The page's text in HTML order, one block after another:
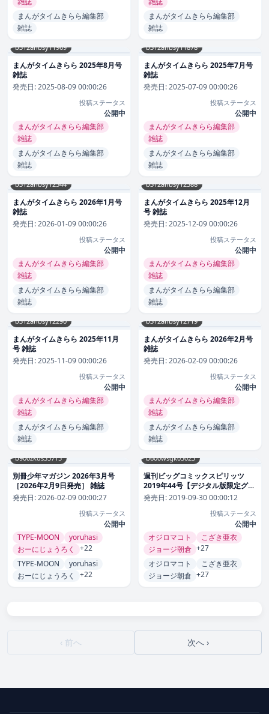
まんがタイムきらら編集部
雑誌
まんがタイムきらら編集部
雑誌
b312ahbsy11969
まんがタイムきらら 2025年8月号
雑誌
発売日:2025-08-09 00:00:26
投稿ステータス
公開中
まんがタイムきらら編集部
雑誌
まんがタイムきらら編集部
雑誌
b312ahbsy11878
まんがタイムきらら 2025年7月号
雑誌
発売日:2025-07-09 00:00:26
投稿ステータス
公開中
まんがタイムきらら編集部
雑誌
まんがタイムきらら編集部
雑誌
b312ahbsy12544
まんがタイムきらら 2026年1月号
雑誌
発売日:2026-01-09 00:00:26
投稿ステータス
公開中
まんがタイムきらら編集部
雑誌
まんがタイムきらら編集部
雑誌
b312ahbsy12388
まんがタイムきらら 2025年12月
号 雑誌
発売日:2025-12-09 00:00:26
投稿ステータス
公開中
まんがタイムきらら編集部
雑誌
まんがタイムきらら編集部
雑誌
b312ahbsy12290
まんがタイムきらら 2025年11月
号 雑誌
発売日:2025-11-09 00:00:26
投稿ステータス
公開中
まんがタイムきらら編集部
雑誌
まんがタイムきらら編集部
雑誌
b312ahbsy12719
まんがタイムきらら 2026年2月号
雑誌
発売日:2026-02-09 00:00:26
投稿ステータス
公開中
まんがタイムきらら編集部
雑誌
まんがタイムきらら編集部
雑誌
b900zkds35715
別冊少年マガジン 2026年3月号
［2026年2月9日発売］ 雑誌
発売日:2026-02-09 00:00:27
投稿ステータス
公開中
TYPE-MOON
yoruhasi
おーにじょうろく
+22
TYPE-MOON
yoruhasi
おーにじょうろく
+22
b600wsgk03023
週刊ビッグコミックスピリッツ
2019年44号【デジタル版限定グラ
ビア増量「坂口風詩」】（2019年
9月30日発売） 雑誌
発売日:2019-09-30 00:00:12
投稿ステータス
公開中
オジロマコト
こざき亜衣
ジョージ朝倉 +27
オジロマコト
こざき亜衣
ジョージ朝倉 +27
‹ 前へ 次へ ›